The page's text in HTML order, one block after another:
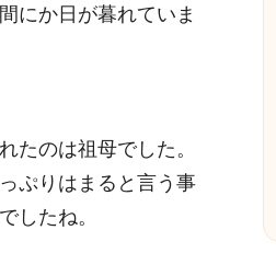
にか日が暮れていま
たのは祖母でした。
ぷりはまると言う事
したね。